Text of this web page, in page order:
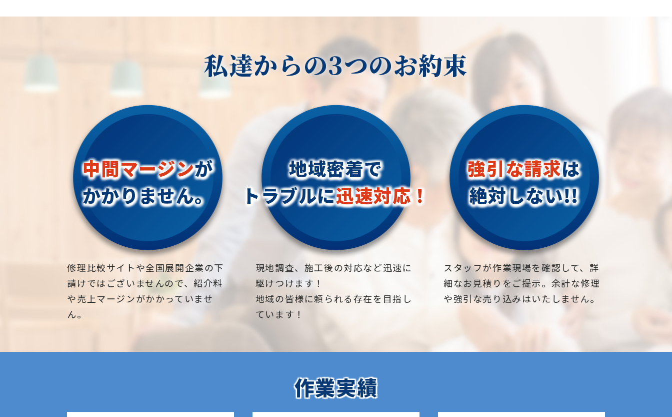
私達からの3つのお約束
中間マージンが
かかりません。
修理比較サイトや全国展開企業の下
請けではございませんので、紹介料
や売上マージンがかかっていませ
ん。
地域密着で
トラブルに迅速対応！
現地調査、施工後の対応など迅速に
駆けつけます！
地域の皆様に頼られる存在を目指し
ています！
強引な請求は
絶対しない!!
スタッフが作業現場を確認して、詳
細なお見積りをご提示。余計な修理
や強引な売り込みはいたしません。
作業実績